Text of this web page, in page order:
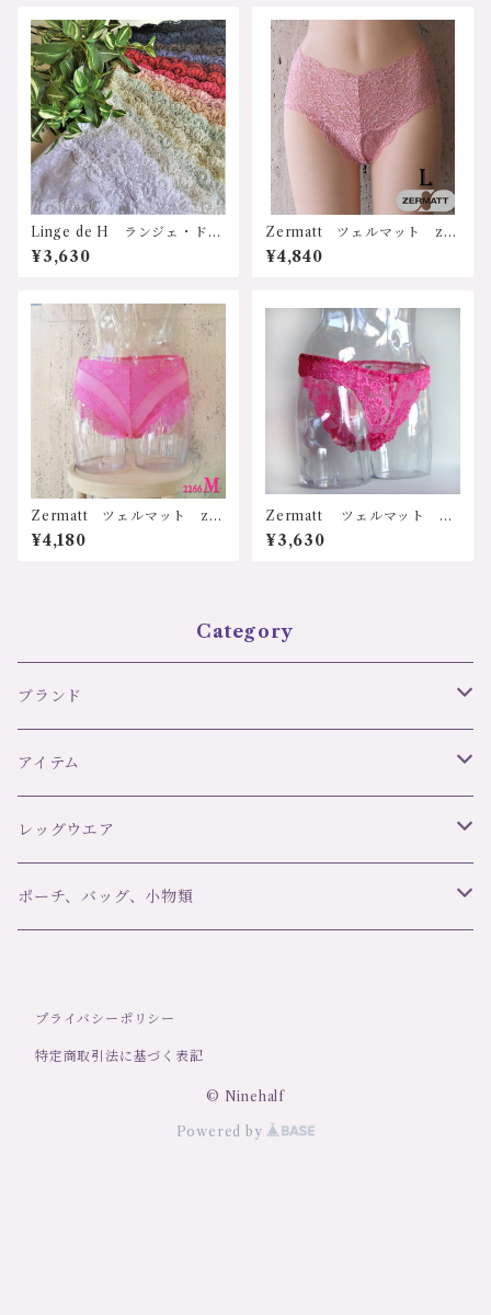
材 シルケット加工 ワコー
ル wacoal キャミソール
UIH-001WI サイズ：XSサ
イズ、Ｓサイズ カラー：ワ
イン 価格：9350円（送料無
料）
Linge de H ランジェ・ド・
アッシュ EL627 ELシリー
ズ、ソフトガードル サポー
¥3,630
Zermatt ツェルマット z11
23L (旧1061) レースショー
ツ Lサイズ 日本製 ジャ
¥4,840
Zermatt ツェルマット z2
266M レース付サポートシ
ョーツ Mサイズ 日本製
¥4,180
Zermatt ツェルマット z1
068 ハイレグ ローライズ
ショーツ Ｍサイズ 日本製
¥3,630
Category
ブランド
リズ・シャルメル LISE CHARMEL
C42 ULTRA FEMININ
オーバドゥ AUBADE
ランジェリーク L’ANGELIQUE
LJT Les Jupons de Tess
アイテム
ブラ＆ボトムセット
スリップ・ベビードール
ナイティ
レッグウエア
ブランド
Trasparenzeトラスパレンツェ
デザインストッキング・タイツ
ポーチ、バッグ、小物類
洗剤
プライバシーポリシー
特定商取引法に基づく表記
© Ninehalf
Powered by